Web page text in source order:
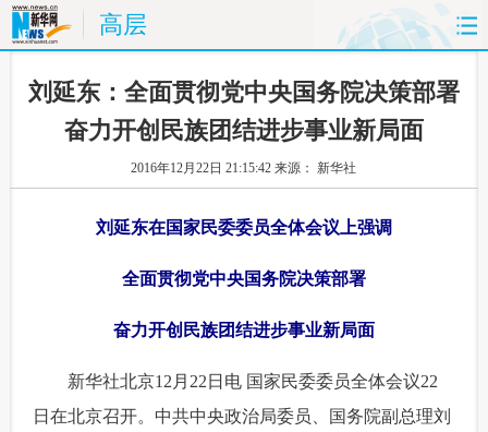
高层
首页 时政 国际 财经
娱乐 体育 人事 教育
时尚 思客 地方 法治
旅游 健康 信息化 数据
刘延东：全面贯彻党中央国务院决策部署
奋力开创民族团结进步事业新局面
2016年12月22日 21:15:42来源： 新华社
刘延东在国家民委委员全体会议上强调
全面贯彻党中央国务院决策部署
奋力开创民族团结进步事业新局面
新华社北京12月22日电 国家民委委员全体会议22
日在北京召开。中共中央政治局委员、国务院副总理刘